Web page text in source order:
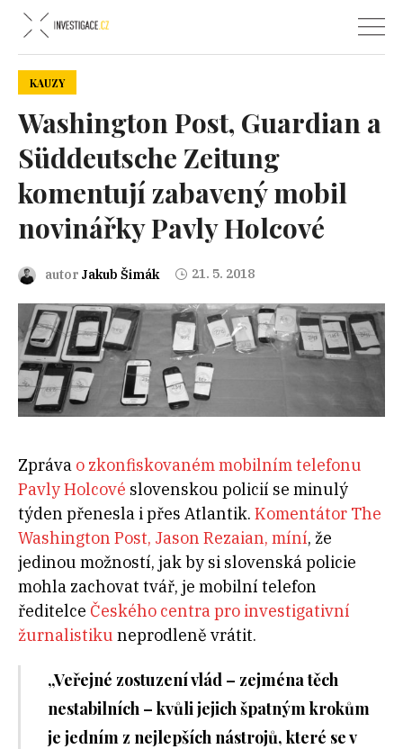
KAUZY
Washington Post, Guardian a
Süddeutsche Zeitung
komentují zabavený mobil
novinářky Pavly Holcové
autor Jakub Šimák 21. 5. 2018
Zpráva o zkonfiskovaném mobilním telefonu
Pavly Holcové slovenskou policií se minulý
týden přenesla i přes Atlantik. Komentátor The
Washington Post, Jason Rezaian, míní, že
jedinou možností, jak by si slovenská policie
mohla zachovat tvář, je mobilní telefon
ředitelce Českého centra pro investigativní
žurnalistiku neprodleně vrátit.
„Veřejné zostuzení vlád – zejména těch
nestabilních – kvůli jejich špatným krokům
je jedním z nejlepších nástrojů, které se v